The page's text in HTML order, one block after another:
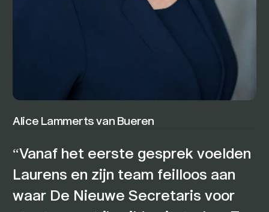
Alice Lammerts van Bueren
Vanaf het eerste gesprek voelden
Laurens en zijn team feilloos aan
waar De Nieuwe Secretaris voor